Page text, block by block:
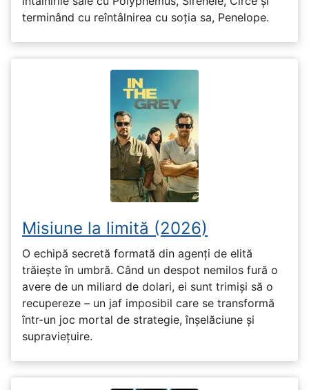
terminând cu reîntâlnirea cu soția sa, Penelope.
Misiune la limită (2026)
O echipă secretă formată din agenți de elită
trăiește în umbră. Când un despot nemilos fură o
avere de un miliard de dolari, ei sunt trimiși să o
recupereze – un jaf imposibil care se transformă
într-un joc mortal de strategie, înșelăciune și
supraviețuire.